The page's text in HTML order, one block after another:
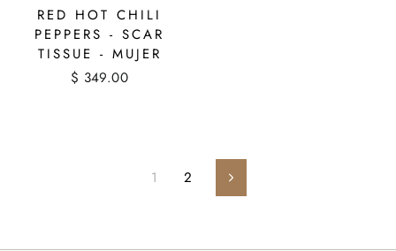
RED HOT CHILI
PEPPERS - SCAR
TISSUE - MUJER
$ 349.00
1 2 Siguiente